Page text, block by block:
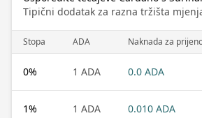
Tipični dodatak za razna tržišta
Stopa ADA Naknada za
0% 1 ADA 0.0 ADA
1% 1 ADA 0.010 ADA